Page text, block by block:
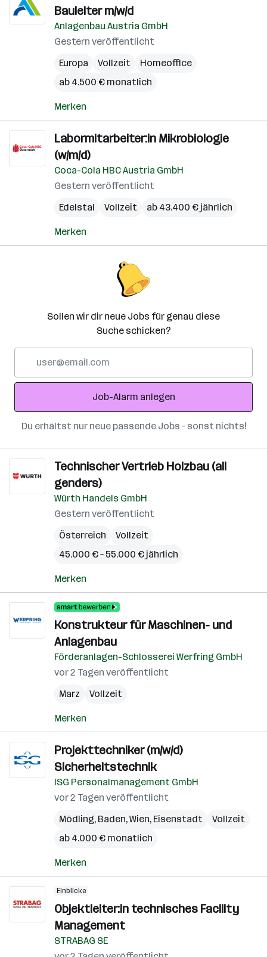
Bauleiter m/w/d
Anlagenbau Austria GmbH
Gestern veröffentlicht
Europa
Vollzeit
Homeoffice
ab 4.500 € monatlich
Merken
Labormitarbeiter:in Mikrobiologie
(w/m/d)
Coca-Cola HBC Austria GmbH
Gestern veröffentlicht
Edelstal
Vollzeit ab 43.400 € jährlich
Merken
Sollen wir dir neue Jobs für genau diese
Suche schicken?
Adresse
Job-Alarm anlegen
Du erhältst nur neue passende Jobs – sonst nichts!
Technischer Vertrieb Holzbau (all
genders)
Würth Handels GmbH
Gestern veröffentlicht
Österreich
Vollzeit
45.000 € – 55.000 € jährlich
Merken
Konstrukteur für Maschinen- und
Anlagenbau
Förderanlagen-Schlosserei Werfring GmbH
vor 2 Tagen veröffentlicht
Marz
Vollzeit
Merken
Projekttechniker (m/w/d)
Sicherheitstechnik
ISG Personalmanagement GmbH
vor 2 Tagen veröffentlicht
Mödling, Baden,Wien, Eisenstadt
Vollzeit
ab 4.000 € monatlich
Merken
Einblicke
Objektleiter:in technisches Facility
Management
STRABAG SE